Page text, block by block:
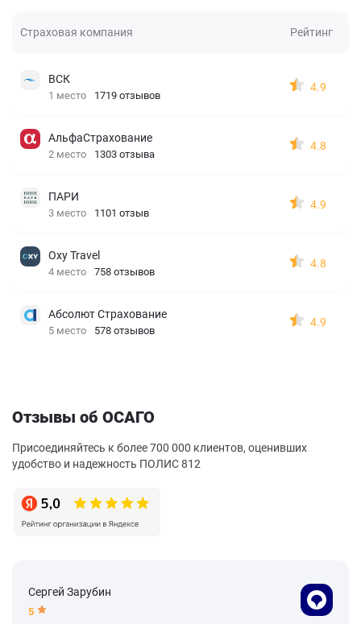
Страховая компания Рейтинг
ВСК
1 место 1719 отзывов
4.9
АльфаСтрахование
2 место 1303 отзыва
4.8
ПАРИ
3 место 1101 отзыв
4.9
Oxy Travel
4 место 758 отзывов
4.8
Абсолют Страхование
5 место 578 отзывов
4.9
Отзывы об ОСАГО
Присоединяйтесь к более 700 000 клиентов, оценивших
удобство и надежность ПОЛИС 812
Сергей Зарубин
5